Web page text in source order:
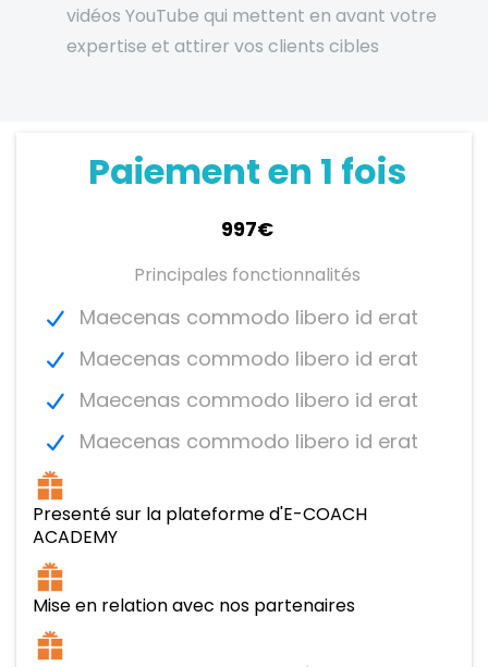
vidéos YouTube qui mettent en avant votre
expertise et attirer vos clients cibles
Paiement en 1 fois
997€
Principales fonctionnalités
Maecenas commodo libero id erat
Maecenas commodo libero id erat
Maecenas commodo libero id erat
Maecenas commodo libero id erat
Presenté sur la plateforme d'E-COACH
ACADEMY
Mise en relation avec nos partenaires